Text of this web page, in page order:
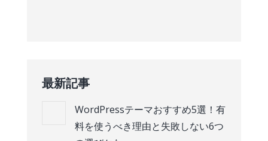
最新記事
WordPressテーマおすすめ5選！有
料を使うべき理由と失敗しない6つ